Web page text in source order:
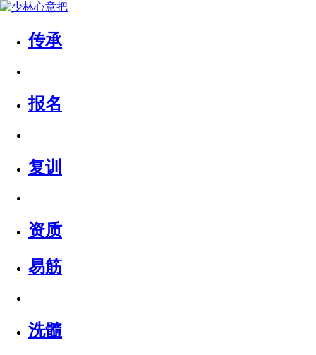
传承
报名
复训
资质
易筋
洗髓